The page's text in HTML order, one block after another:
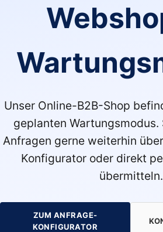
Unser Online-B2B-Shop
geplanten Wartungsmodus.
Anfragen gerne weiterhin
Konfigurator oder direkt
übermitteln.
ZUM ANFRAGE-
KONFIGURATOR